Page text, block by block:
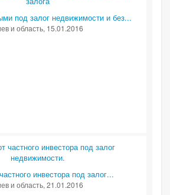
под залог недвижимости и без...
и область, 15.01.2016
инвестора под залог...
и область, 21.01.2016